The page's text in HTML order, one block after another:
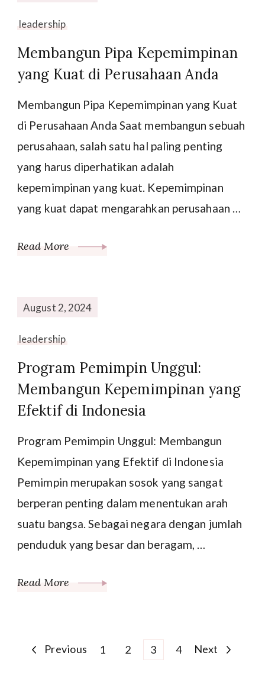
leadership
Membangun Pipa Kepemimpinan
yang Kuat di Perusahaan Anda
Membangun Pipa Kepemimpinan yang Kuat
di Perusahaan Anda Saat membangun sebuah
perusahaan, salah satu hal paling penting
yang harus diperhatikan adalah
kepemimpinan yang kuat. Kepemimpinan
yang kuat dapat mengarahkan perusahaan …
Read More
August 2, 2024
leadership
Program Pemimpin Unggul:
Membangun Kepemimpinan yang
Efektif di Indonesia
Program Pemimpin Unggul: Membangun
Kepemimpinan yang Efektif di Indonesia
Pemimpin merupakan sosok yang sangat
berperan penting dalam menentukan arah
suatu bangsa. Sebagai negara dengan jumlah
penduduk yang besar dan beragam, …
Read More
Posts
Previous Page
1 Page
2 Page
3 Page
4 Next